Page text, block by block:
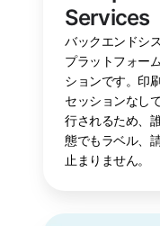
Services
バックエンドシ
プラットフォー
ションです。印
セッションなし
行されるため、
態でもラベル、
止まりません。